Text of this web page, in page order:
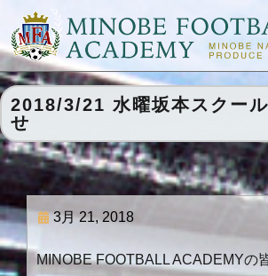
2018/3/21 水曜坂本スクー
せ
3月 21, 2018
MINOBE FOOTBALL ACADEMYの